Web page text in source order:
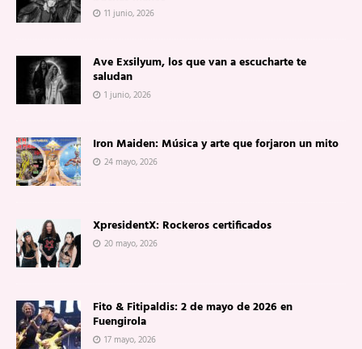
11 junio, 2026
Ave Exsilyum, los que van a escucharte te
saludan
1 junio, 2026
Iron Maiden: Música y arte que forjaron un mito
24 mayo, 2026
XpresidentX: Rockeros certificados
20 mayo, 2026
Fito & Fitipaldis: 2 de mayo de 2026 en
Fuengirola
17 mayo, 2026